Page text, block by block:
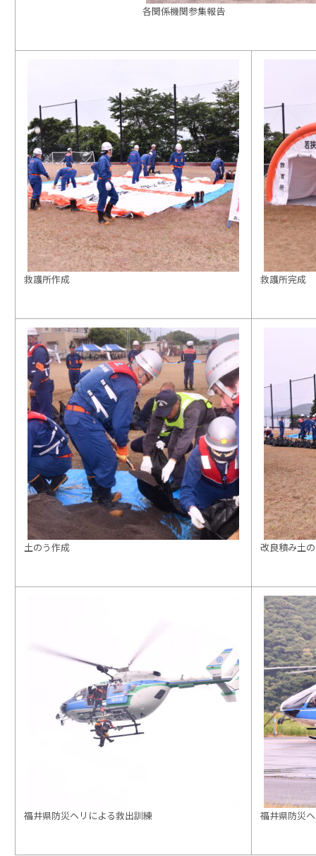
各関係機関参集報告
救護所作成 救護所完成
土のう作成 改良積み土
福井県防災ヘリによる救出訓練 福井県防災